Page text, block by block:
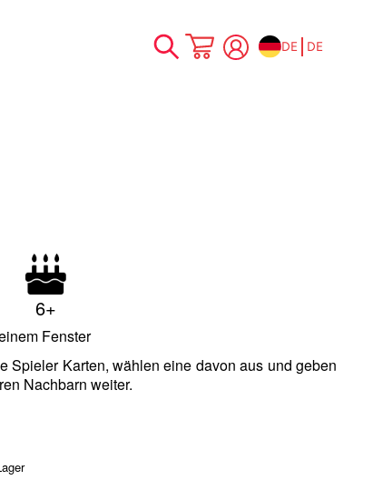
Zum
DE DE
6+
Fenster
Spieler Karten, wählen eine davon aus und geben
Nachbarn weiter.